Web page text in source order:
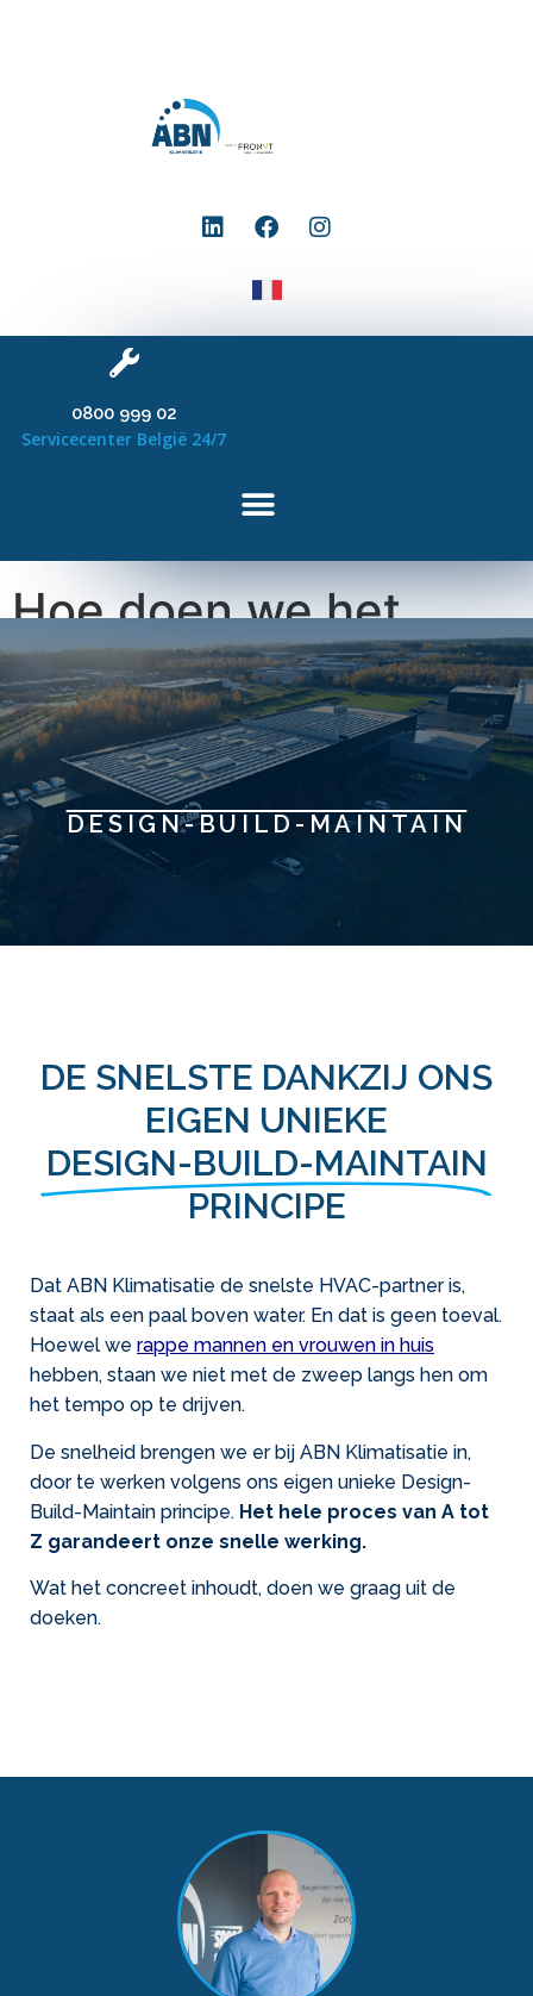
0800 999 02
Servicecenter België 24/7
Hoe doen we het
snel?
DESIGN-BUILD-MAINTAIN
DE SNELSTE DANKZIJ ONS
EIGEN UNIEKE
DESIGN-BUILD-MAINTAIN
PRINCIPE
Dat ABN Klimatisatie de snelste HVAC-partner is,
staat als een paal boven water. En dat is geen toeval.
Hoewel we rappe mannen en vrouwen in huis
hebben, staan we niet met de zweep langs hen om
het tempo op te drijven.
De snelheid brengen we er bij ABN Klimatisatie in,
door te werken volgens ons eigen unieke Design-
Build-Maintain principe. Het hele proces van A tot
Z garandeert onze snelle werking.
Wat het concreet inhoudt, doen we graag uit de
doeken.